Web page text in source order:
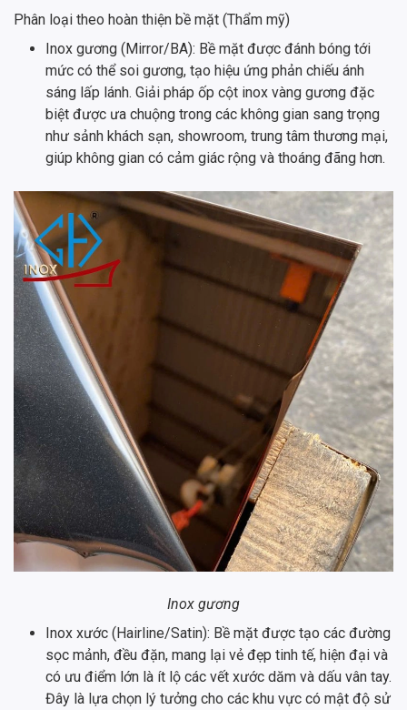
Phân loại theo hoàn thiện bề mặt (Thẩm mỹ)
Inox gương (Mirror/BA): Bề mặt được đánh bóng tới
mức có thể soi gương, tạo hiệu ứng phản chiếu ánh
sáng lấp lánh. Giải pháp ốp cột inox vàng gương đặc
biệt được ưa chuộng trong các không gian sang trọng
như sảnh khách sạn, showroom, trung tâm thương mại,
giúp không gian có cảm giác rộng và thoáng đãng hơn.
Inox gương
Inox xước (Hairline/Satin): Bề mặt được tạo các đường
sọc mảnh, đều đặn, mang lại vẻ đẹp tinh tế, hiện đại và
có ưu điểm lớn là ít lộ các vết xước dăm và dấu vân tay.
Đây là lựa chọn lý tưởng cho các khu vực có mật độ sử